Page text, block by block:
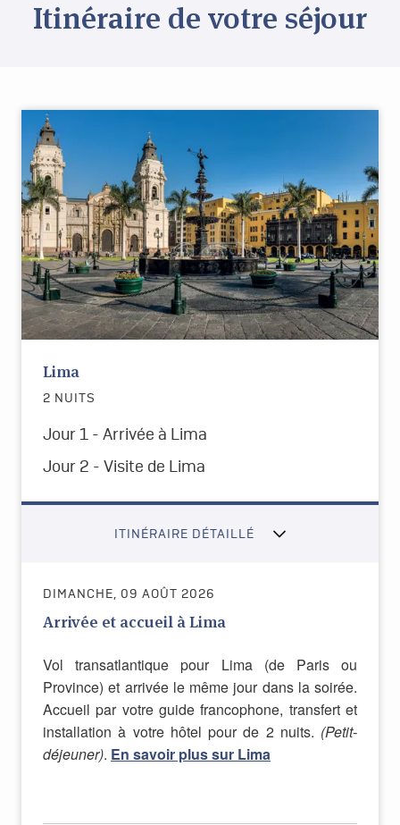
Itinéraire de votre séjour
Lima
2 NUITS
Jour 1 - Arrivée à Lima
Jour 2 - Visite de Lima
ITINÉRAIRE DÉTAILLÉ
DIMANCHE, 09 AOÛT 2026
Arrivée et accueil à Lima
Vol transatlantique pour Lima (de Paris ou
Province) et arrivée le même jour dans la soirée.
Accueil par votre guide francophone, transfert et
installation à votre hôtel pour de 2 nuits. (Petit-
déjeuner). En savoir plus sur Lima